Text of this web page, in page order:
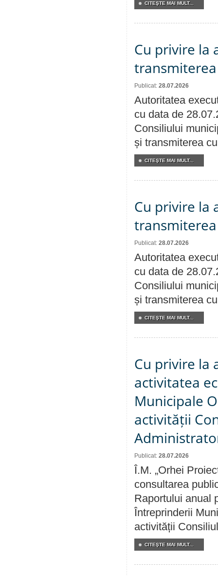
CITEŞTE MAI MULT...
Cu privire la
Publicat: 28.07.2026
Autoritatea
cu data de
Consiliului
și transmiterea
CITEŞTE MAI MULT...
Cu privire la
Publicat: 28.07.2026
Autoritatea
cu data de
Consiliului
și transmiterea
CITEŞTE MAI MULT...
Cu privire la
activitatea
Municipale
activității
Publicat: 28.07.2026
Î.M. „Orhei
consultarea
Raportului anual
Întreprinderii
activității
CITEŞTE MAI MULT...